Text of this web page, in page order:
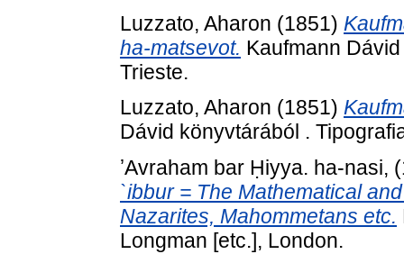
Luzzato, Aharon (1851)
ha-matsevot. Kaufmann
Trieste.
Luzzato, Aharon (1851)
Dávid könyvtárából .
ʼAvraham bar Ḥiyya. ha-nasi,
`ibbur = The Mathematical
Nazarites, Mahommetans etc.
Longman [etc.], London.